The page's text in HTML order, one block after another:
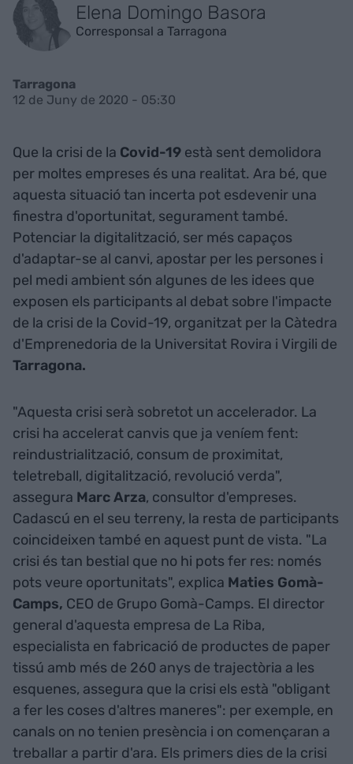
Elena Domingo Basora
Corresponsal a Tarragona
Tarragona
12 de Juny de 2020 - 05:30
Que la crisi de la Covid-19 està sent demolidora
per moltes empreses és una realitat. Ara bé, que
aquesta situació tan incerta pot esdevenir una
finestra d'oportunitat, segurament també.
Potenciar la digitalització, ser més capaços
d'adaptar-se al canvi, apostar per les persones i
pel medi ambient són algunes de les idees que
exposen els participants al debat sobre l'impacte
de la crisi de la Covid-19, organitzat per la Càtedra
d'Emprenedoria de la Universitat Rovira i Virgili de
Tarragona.
"Aquesta crisi serà sobretot un accelerador. La
crisi ha accelerat canvis que ja veníem fent:
reindustrialització, consum de proximitat,
teletreball, digitalització, revolució verda",
assegura Marc Arza, consultor d'empreses.
Cadascú en el seu terreny, la resta de participants
coincideixen també en aquest punt de vista. "La
crisi és tan bestial que no hi pots fer res: només
pots veure oportunitats", explica Maties Gomà-
Camps, CEO de Grupo Gomà-Camps. El director
general d'aquesta empresa de La Riba,
especialista en fabricació de productes de paper
tissú amb més de 260 anys de trajectòria a les
esquenes, assegura que la crisi els està "obligant
a fer les coses d'altres maneres": per exemple, en
canals on no tenien presència i on començaran a
treballar a partir d'ara. Els primers dies de la crisi